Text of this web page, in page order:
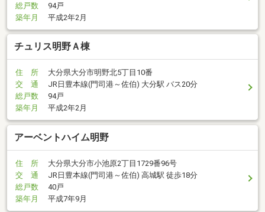
総戸数
94戸
築年月
平成2年2月
チュリス明野Ａ棟
住 所
大分県大分市明野北5丁目10番
交 通
JR日豊本線(門司港～佐伯) 大分駅 バス20分
総戸数
94戸
築年月
平成2年2月
アーベントハイム明野
住 所
大分県大分市小池原2丁目1729番96号
交 通
JR日豊本線(門司港～佐伯) 高城駅 徒歩18分
総戸数
40戸
築年月
平成7年9月